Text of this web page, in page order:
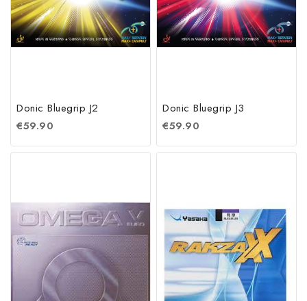
Donic Bluegrip J2
€59.90
Donic Bluegrip J3
€59.90